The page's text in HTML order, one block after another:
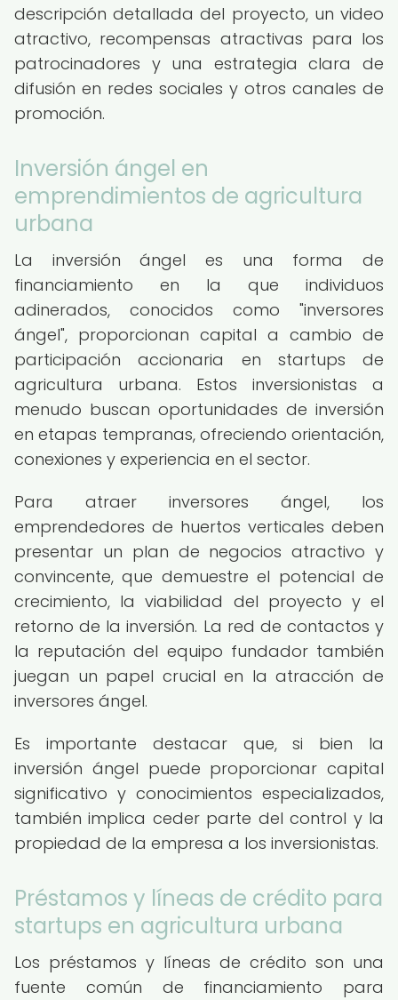
descripción detallada del proyecto, un video
atractivo, recompensas atractivas para los
patrocinadores y una estrategia clara de
difusión en redes sociales y otros canales de
promoción.
Inversión ángel en
emprendimientos de agricultura
urbana
La inversión ángel es una forma de
financiamiento en la que individuos
adinerados, conocidos como "inversores
ángel", proporcionan capital a cambio de
participación accionaria en startups de
agricultura urbana. Estos inversionistas a
menudo buscan oportunidades de inversión
en etapas tempranas, ofreciendo orientación,
conexiones y experiencia en el sector.
Para atraer inversores ángel, los
emprendedores de huertos verticales deben
presentar un plan de negocios atractivo y
convincente, que demuestre el potencial de
crecimiento, la viabilidad del proyecto y el
retorno de la inversión. La red de contactos y
la reputación del equipo fundador también
juegan un papel crucial en la atracción de
inversores ángel.
Es importante destacar que, si bien la
inversión ángel puede proporcionar capital
significativo y conocimientos especializados,
también implica ceder parte del control y la
propiedad de la empresa a los inversionistas.
Préstamos y líneas de crédito para
startups en agricultura urbana
Los préstamos y líneas de crédito son una
fuente común de financiamiento para